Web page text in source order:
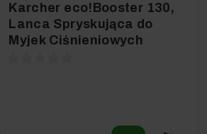
Karcher eco!Booster 130,
Lanca Spryskująca do
Myjek Ciśnieniowych